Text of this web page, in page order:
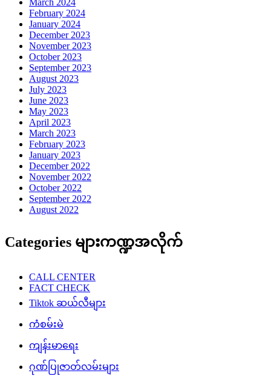
February 2024
January 2024
December 2023
November 2023
October 2023
September 2023
August 2023
July 2023
June 2023
May 2023
April 2023
March 2023
February 2023
January 2023
December 2022
November 2022
October 2022
September 2022
August 2022
Categories များကဏ္ဍအလိုက်
CALL CENTER
FACT CHECK
Tiktok ဆယ်လီများ
ကံစမ်းမဲ
ကျန်းမာရေး
ဂုဏ်ပြုဇာတ်လမ်းများ